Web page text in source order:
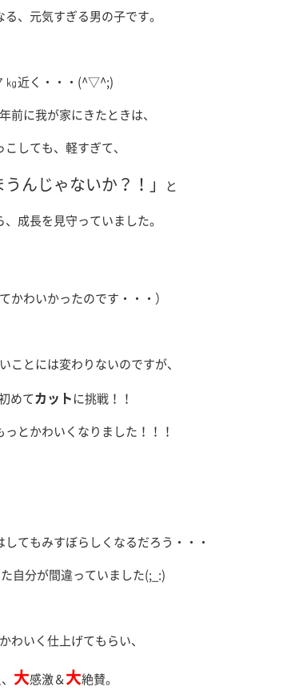
、元気すぎる男の子です。
㎏近く・・・(^▽^;)
前に我が家にきたときは、
しても、軽すぎて、
うんじゃないか？！」
と
成長を見守っていました。
かわいかったのです・・・）
ことには変わりないのですが、
めてカットに挑戦！！
とかわいくなりました！！！
てもみすぼらしくなるだろう・・・
自分が間違っていました(;_:)
わいく仕上げてもらい、
大感激＆大絶賛。